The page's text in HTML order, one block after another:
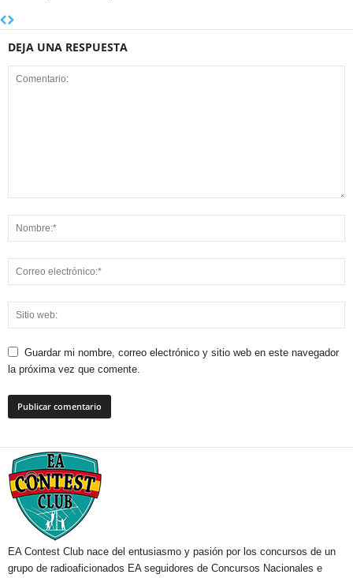
DEJA UNA RESPUESTA
Guardar mi nombre, correo electrónico y sitio web en este navegador
la próxima vez que comente.
EA Contest Club nace del entusiasmo y pasión por los concursos de un
grupo de radioaficionados EA seguidores de Concursos Nacionales e